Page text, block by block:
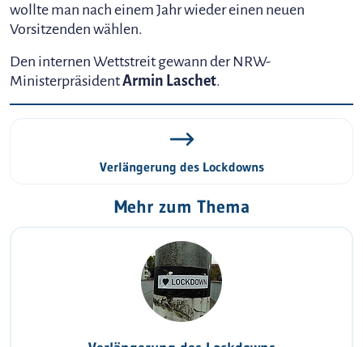
wollte man nach einem Jahr wieder einen neuen
Vorsitzenden wählen.
Den internen Wettstreit gewann der NRW-
MinisterpräsidentArmin Laschet.
Verlängerung des Lockdowns
Mehr zum Thema